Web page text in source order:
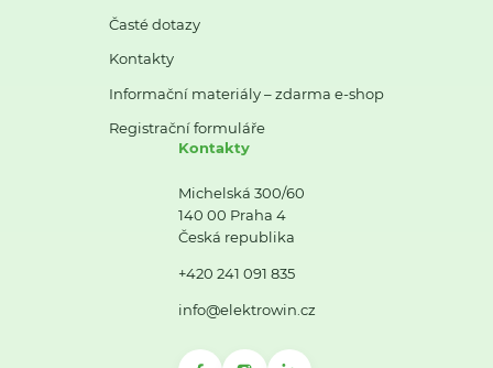
Časté dotazy
Kontakty
Informační materiály – zdarma e-shop
Registrační formuláře
Kontakty
Michelská 300/60
140 00 Praha 4
Česká republika
+420 241 091 835
info@elektrowin.cz